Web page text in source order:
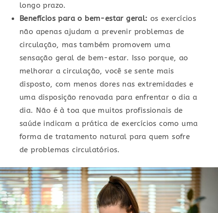
longo prazo.
Benefícios para o bem-estar geral: os exercícios
não apenas ajudam a prevenir problemas de
circulação, mas também promovem uma
sensação geral de bem-estar. Isso porque, ao
melhorar a circulação, você se sente mais
disposto, com menos dores nas extremidades e
uma disposição renovada para enfrentar o dia a
dia. Não é à toa que muitos profissionais de
saúde indicam a prática de exercícios como uma
forma de tratamento natural para quem sofre
de problemas circulatórios.